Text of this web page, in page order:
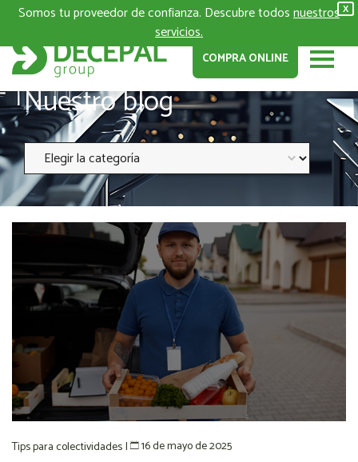
X
Somos tu proveedor de confianza. Descubre todosnuestros
servicios.
COMPRA ONLINE
Nuestro blog
Tips para colectividades| 16 de mayo de 2025